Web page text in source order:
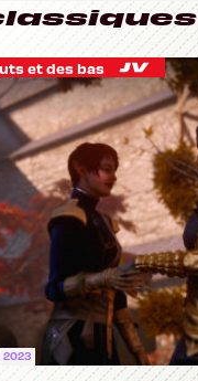
et des bas
2023